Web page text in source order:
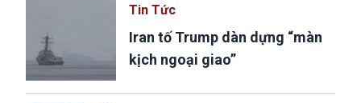
Tin Tức
Iran tố Trump dàn dựng “màn
kịch ngoại giao”